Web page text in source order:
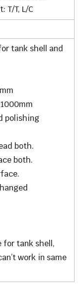
T/T, L/C
tank shell and
polishing
both.
both.
tank shell,
work in same